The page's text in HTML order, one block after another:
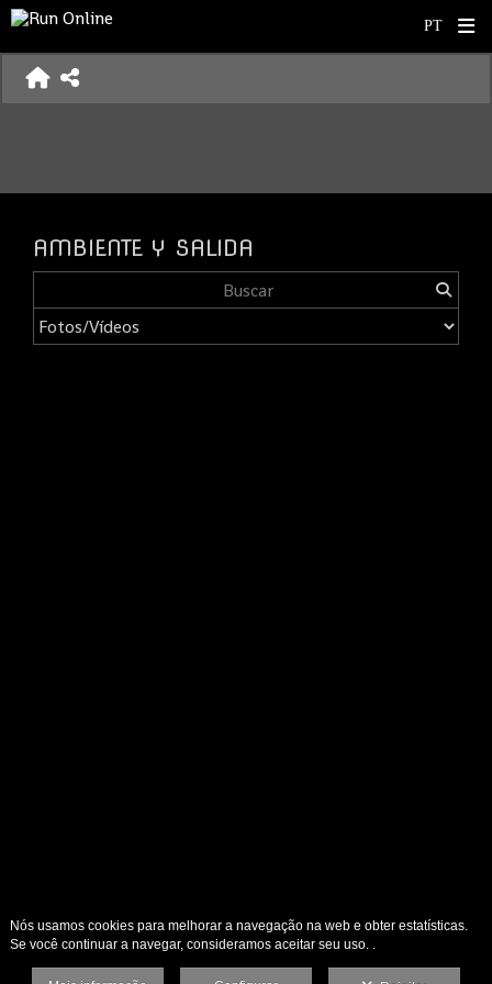
AMBIENTE Y SALIDA
Nós usamos cookies para melhorar a navegação na web e obter estatísticas.
Se você continuar a navegar, consideramos aceitar seu uso. .